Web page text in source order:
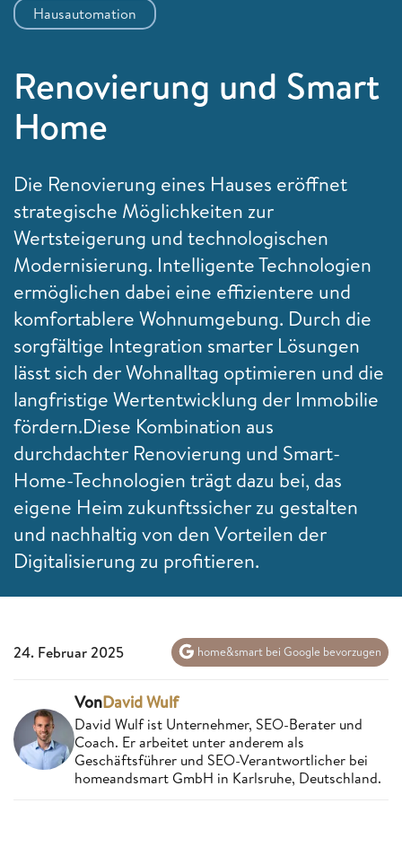
Hausautomation
Renovierung und Smart
Home
Die Renovierung eines Hauses eröffnet
strategische Möglichkeiten zur
Wertsteigerung und technologischen
Modernisierung. Intelligente Technologien
ermöglichen dabei eine effizientere und
komfortablere Wohnumgebung. Durch die
sorgfältige Integration smarter Lösungen
lässt sich der Wohnalltag optimieren und die
langfristige Wertentwicklung der Immobilie
fördern.Diese Kombination aus
durchdachter Renovierung und Smart-
Home-Technologien trägt dazu bei, das
eigene Heim zukunftssicher zu gestalten
und nachhaltig von den Vorteilen der
Digitalisierung zu profitieren.
24. Februar 2025 home&smart bei Google bevorzugen
VonDavid Wulf
David Wulf ist Unternehmer, SEO-Berater und
Coach. Er arbeitet unter anderem als
Geschäftsführer und SEO-Verantwortlicher bei
homeandsmart GmbH in Karlsruhe, Deutschland.